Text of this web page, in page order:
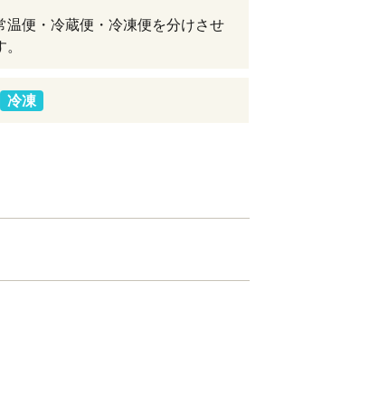
便・冷蔵便・冷凍便を分けさせ
冷凍